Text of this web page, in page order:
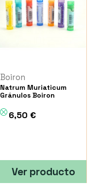
Boiron
Natrum Muriaticum
Gránulos Boiron
6,50 €
Ver producto